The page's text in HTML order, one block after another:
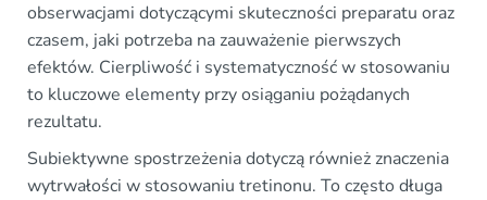
obserwacjami dotyczącymi skuteczności preparatu oraz
czasem, jaki potrzeba na zauważenie pierwszych
efektów. Cierpliwość i systematyczność w stosowaniu
to kluczowe elementy przy osiąganiu pożądanych
rezultatu.
Subiektywne spostrzeżenia dotyczą również znaczenia
wytrwałości w stosowaniu tretinonu. To często długa